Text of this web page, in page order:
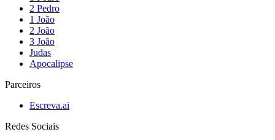
2 Pedro
1 João
2 João
3 João
Judas
Apocalipse
Parceiros
Escreva.ai
Redes Sociais